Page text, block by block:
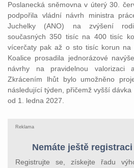
Poslanecká sněmovna v úterý 30.
podpořila vládní návrh ministra
Juchelky (ANO) na zvýšení
současných 350 tisíc na 400 tisíc
vícerčaty pak až o sto tisíc korun na
Koalice prosadila jednorázové
návrhy na pravidelnou valorizaci
Zkrácením lhůt bylo umožněno
následující týden, přičemž vyšší
od 1. ledna 2027.
Reklama
Nemáte ještě
Registrujte se, získejte řadu